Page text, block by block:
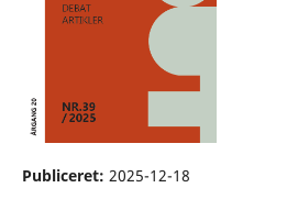
Publiceret: 2025-12-18